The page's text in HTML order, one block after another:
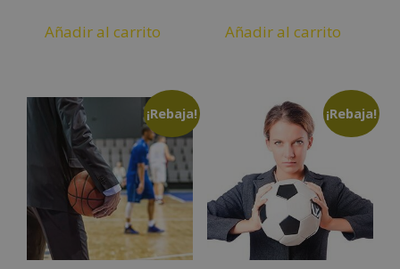
Añadir al carrito Añadir al carrito
¡Rebaja! ¡Rebaja!